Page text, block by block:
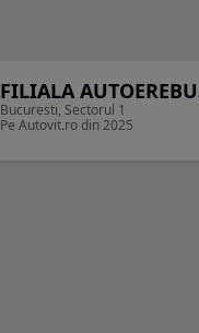
FILIALA
Bucuresti, Sectorul 1
Pe Autovit.ro din 2025